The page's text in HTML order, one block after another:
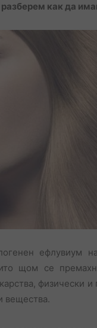
разберем как да
ефлувиум
щом се
физически и
вещества.